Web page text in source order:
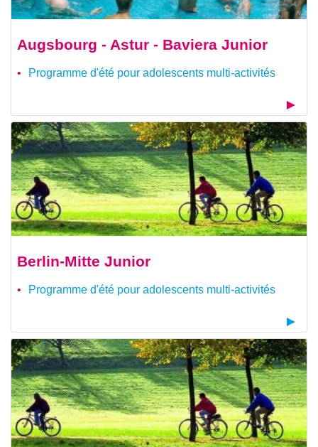
Augsbourg - Astur - Baviera Junior
Programme d'été pour adolescents multi-activités
Berlin-Mitte Junior
Programme d'été pour adolescents multi-activités